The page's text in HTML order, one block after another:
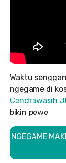
Waktu
ngegame di
Cendrawasih
bikin pewe!
NGEGAME